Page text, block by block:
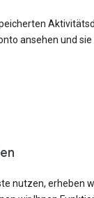
ansehen und
nutzen, erheben